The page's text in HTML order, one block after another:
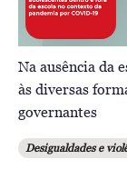
Na ausência da
às diversas
governantes
Desigualdades e